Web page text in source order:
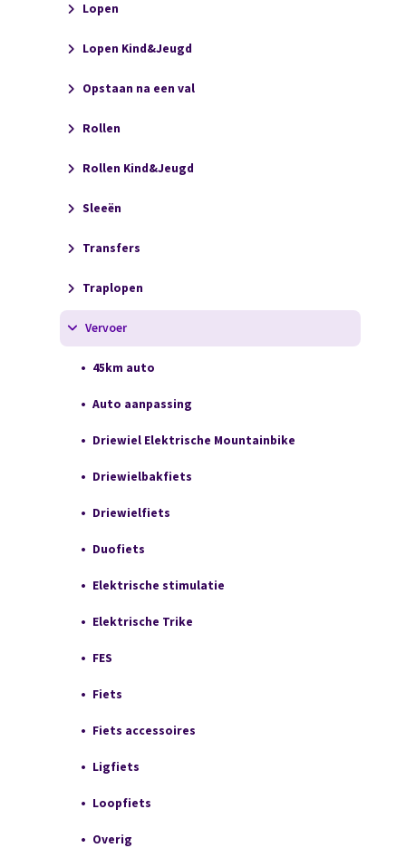
Lopen
Lopen Kind&Jeugd
Opstaan na een val
Rollen
Rollen Kind&Jeugd
Sleeën
Transfers
Traplopen
Vervoer
45km auto
Auto aanpassing
Driewiel Elektrische Mountainbike
Driewielbakfiets
Driewielfiets
Duofiets
Elektrische stimulatie
Elektrische Trike
FES
Fiets
Fiets accessoires
Ligfiets
Loopfiets
Overig